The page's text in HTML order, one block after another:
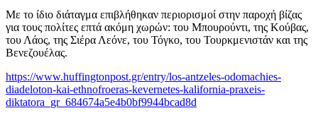
Με το ίδιο διάταγμα επιβλήθηκαν περιορισμοί στην παροχή βίζας
για τους πολίτες επτά ακόμη χωρών: του Μπουρούντι, της Κούβας,
του Λάος, της Σιέρα Λεόνε, του Τόγκο, του Τουρκμενιστάν και της
Βενεζουέλας.
https://www.huffingtonpost.gr/entry/los-antzeles-odomachies-
diadeloton-kai-ethnofroeras-kevernetes-kalifornia-praxeis-
diktatora_gr_684674a5e4b0bf9944bcad8d